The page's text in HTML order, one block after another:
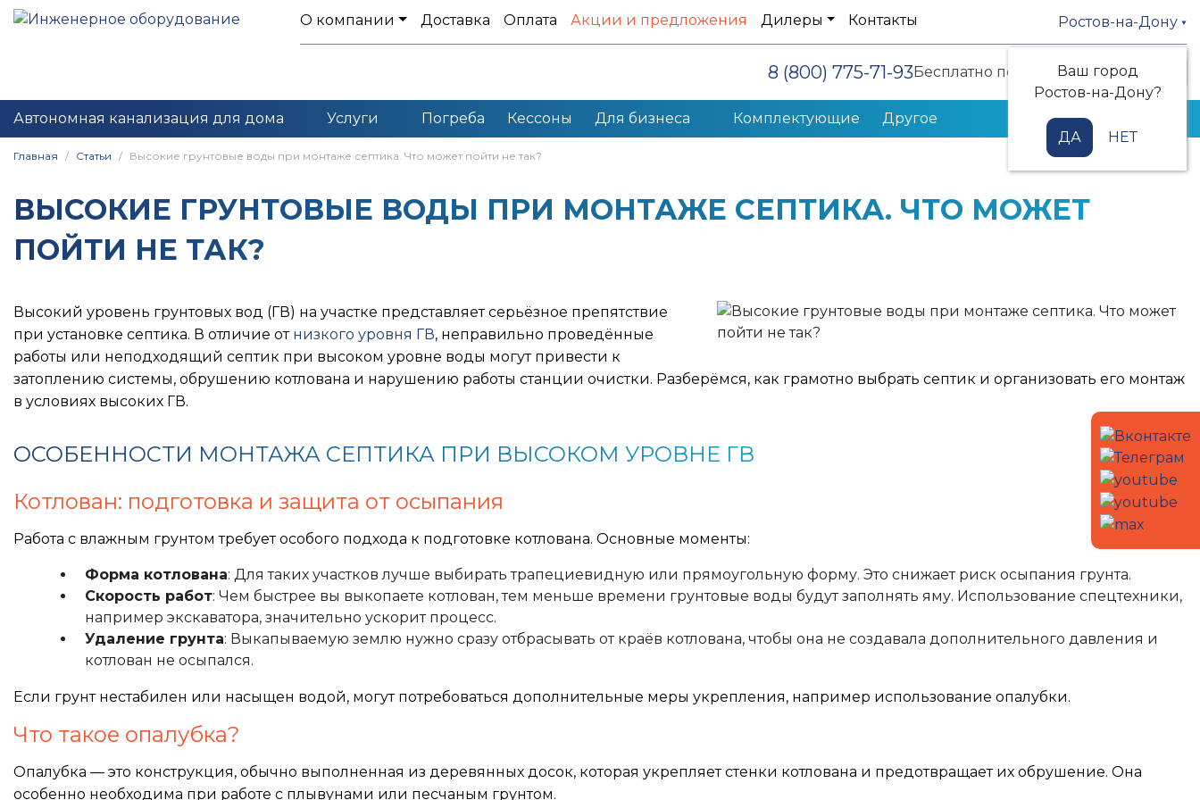
О компании Доставка Оплата Акции и предложения Дилеры Контакты Ростов-на-Дону
Ваш город
Ростов-на-Дону?
ДА НЕТ
8 (800) 775-71-93Бесплатно по РФ Заказать звонок
Автономная канализация для дома Услуги Погреба Кессоны Для бизнеса Комплектующие Другое
Главная Статьи Высокие грунтовые воды при монтаже септика. Что может пойти не так?
ВЫСОКИЕ ГРУНТОВЫЕ ВОДЫ ПРИ МОНТАЖЕ СЕПТИКА. ЧТО МОЖЕТ
ПОЙТИ НЕ ТАК?
Высокий уровень грунтовых вод (ГВ) на участке представляет серьёзное препятствие
при установке септика. В отличие от низкого уровня ГВ, неправильно проведённые
работы или неподходящий септик при высоком уровне воды могут привести к
затоплению системы, обрушению котлована и нарушению работы станции очистки. Разберёмся, как грамотно выбрать септик и организовать его монтаж
в условиях высоких ГВ.
ОСОБЕННОСТИ МОНТАЖА СЕПТИКА ПРИ ВЫСОКОМ УРОВНЕ ГВ
Котлован: подготовка и защита от осыпания
Работа с влажным грунтом требует особого подхода к подготовке котлована. Основные моменты:
Форма котлована: Для таких участков лучше выбирать трапециевидную или прямоугольную форму. Это снижает риск осыпания грунта.
Скорость работ: Чем быстрее вы выкопаете котлован, тем меньше времени грунтовые воды будут заполнять яму. Использование спецтехники,
например экскаватора, значительно ускорит процесс.
Удаление грунта: Выкапываемую землю нужно сразу отбрасывать от краёв котлована, чтобы она не создавала дополнительного давления и
котлован не осыпался.
Если грунт нестабилен или насыщен водой, могут потребоваться дополнительные меры укрепления, например использование опалубки.
Что такое опалубка?
Опалубка — это конструкция, обычно выполненная из деревянных досок, которая укрепляет стенки котлована и предотвращает их обрушение. Она
особенно необходима при работе с плывунами или песчаным грунтом.